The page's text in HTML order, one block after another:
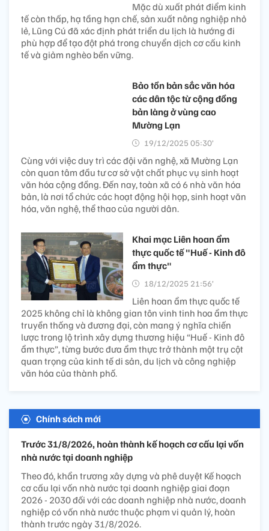
Mặc dù xuất phát điểm kinh
tế còn thấp, hạ tầng hạn chế, sản xuất nông nghiệp nhỏ
lẻ, Lũng Cú đã xác định phát triển du lịch là hướng đi
phù hợp để tạo đột phá trong chuyển dịch cơ cấu kinh
tế và giảm nghèo bền vững.
Bảo tồn bản sắc văn hóa
các dân tộc từ cộng đồng
bản làng ở vùng cao
Mường Lạn
19/12/2025 05:30’
Cùng với việc duy trì các đội văn nghệ, xã Mường Lạn
còn quan tâm đầu tư cơ sở vật chất phục vụ sinh hoạt
văn hóa cộng đồng. Đến nay, toàn xã có 6 nhà văn hóa
bản, là nơi tổ chức các hoạt động hội họp, sinh hoạt văn
hóa, văn nghệ, thể thao của người dân.
Khai mạc Liên hoan ẩm
thực quốc tế "Huế - Kinh đô
ẩm thực"
18/12/2025 21:56’
Liên hoan ẩm thực quốc tế
2025 không chỉ là không gian tôn vinh tinh hoa ẩm thực
truyền thống và đương đại, còn mang ý nghĩa chiến
lược trong lộ trình xây dựng thương hiệu “Huế - Kinh đô
ẩm thực”, từng bước đưa ẩm thực trở thành một trụ cột
quan trọng của kinh tế di sản, du lịch và công nghiệp
văn hóa của thành phố.
Chính sách mới
Trước 31/8/2026, hoàn thành kế hoạch cơ cấu lại vốn
nhà nước tại doanh nghiệp
Theo đó, khẩn trương xây dựng và phê duyệt Kế hoạch
cơ cấu lại vốn nhà nước tại doanh nghiệp giai đoạn
2026 - 2030 đối với các doanh nghiệp nhà nước, doanh
nghiệp có vốn nhà nước thuộc phạm vi quản lý, hoàn
thành trước ngày 31/8/2026.